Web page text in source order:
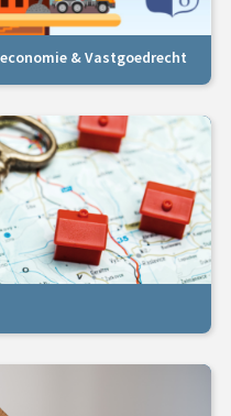
& Vastgoedrecht